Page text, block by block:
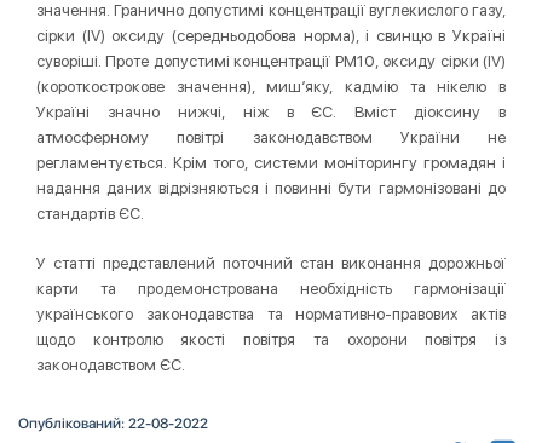
значення. Гранично допустимі концентрації вуглекислого газу,
сірки (IV) оксиду (середньодобова норма), і свинцю в Україні
суворіші. Проте допустимі концентрації PM10, оксиду сірки (IV)
(короткострокове значення), миш’яку, кадмію та нікелю в
Україні значно нижчі, ніж в ЄС. Вміст діоксину в
атмосферному повітрі законодавством України не
регламентується. Крім того, системи моніторингу громадян і
надання даних відрізняються і повинні бути гармонізовані до
стандартів ЄС.
У статті представлений поточний стан виконання дорожньої
карти та продемонстрована необхідність гармонізації
українського законодавства та нормативно-правових актів
щодо контролю якості повітря та охорони повітря із
законодавством ЄС.
Опублікований: 22-08-2022